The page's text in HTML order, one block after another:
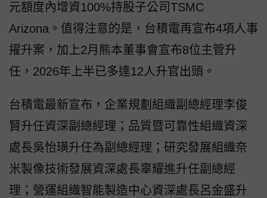
元額度內增資100%持股子公司TSMC
Arizona。值得注意的是，台積電再宣布4項人事
擢升案，加上2月熊本董事會宣布8位主管升
任，2026年上半已多達12人升官出頭。
台積電最新宣布，企業規劃組織副總經理李俊
賢升任資深副總經理；品質暨可靠性組織資深
處長吳怡璜升任為副總經理；研究發展組織奈
米製像技術發展資深處長辜耀進升任副總經
理；營運組織智能製造中心資深處長呂金盛升